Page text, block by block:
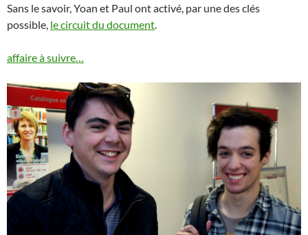
Sans le savoir, Yoan et Paul ont activé, par une des clés
possible, le circuit du document
affaire à suivre…